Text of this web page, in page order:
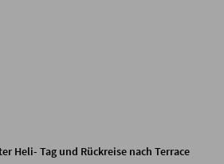
Heli- Tag und Rückreise nach Terrace